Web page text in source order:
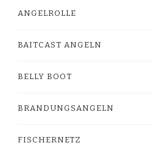
ANGELROLLE
BAITCAST ANGELN
BELLY BOOT
BRANDUNGSANGELN
FISCHERNETZ